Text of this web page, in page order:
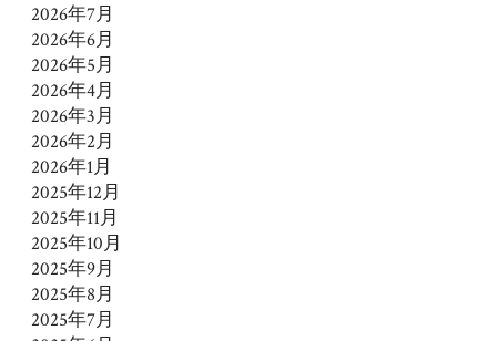
2026年7月
2026年6月
2026年5月
2026年4月
2026年3月
2026年2月
2026年1月
2025年12月
2025年11月
2025年10月
2025年9月
2025年8月
2025年7月